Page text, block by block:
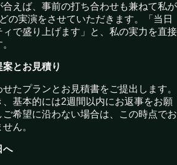
えば、事前の打ち合わせも兼ねて私が
の実演をさせていただきます。「当日
ィで盛り上げます」と、私の実力を直接
とお見積り
たプランとお見積書をご提出します。
基本的には2週間以内にお返事をお願
希望に沿わない場合は、この時点でお
ん。
へ